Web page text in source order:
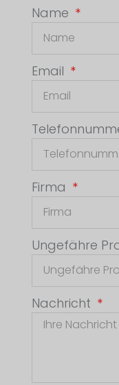
Name
Email
Firma
Ungefähre
Nachricht